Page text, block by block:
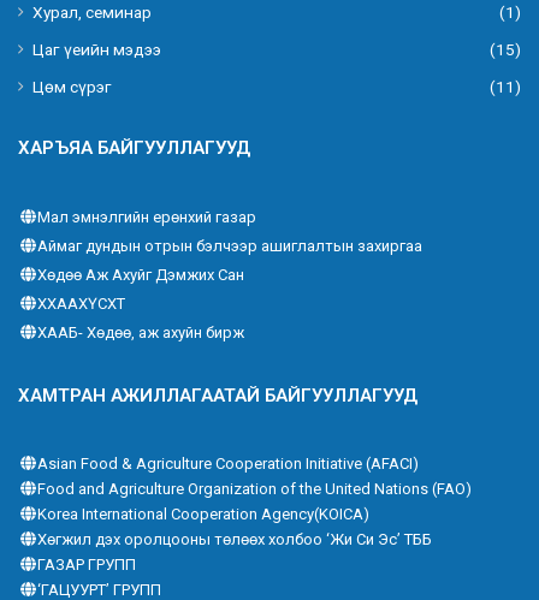
Хурал, семинар
(1)
Цаг үеийн мэдээ
(15)
Цөм сүрэг
(11)
ХАРЪЯА БАЙГУУЛЛАГУУД
Мал эмнэлгийн ерөнхий газар
Аймаг дундын отрын бэлчээр ашиглалтын захиргаа
Хөдөө Аж Ахуйг Дэмжих Сан
ХХААХҮСХТ
ХААБ- Хөдөө, аж ахуйн бирж
ХАМТРАН АЖИЛЛАГААТАЙ БАЙГУУЛЛАГУУД
Asian Food & Agriculture Cooperation Initiative (AFACI)
Food and Agriculture Organization of the United Nations (FAO)
Korea International Cooperation Agency(KOICA)
Хөгжил дэх оролцооны төлөөх холбоо ‘Жи Си Эс’ ТББ
ГАЗАР ГРУПП
‘ГАЦУУРТ’ ГРУПП